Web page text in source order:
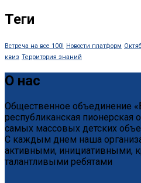
Теги
Встреча на все 100! Новости платформ
квиз Территория знаний
О нас
Общественное объединение
республиканская пионерская
самых массовых детских
С каждым днем наша
активными, инициативными,
талантливыми ребятами